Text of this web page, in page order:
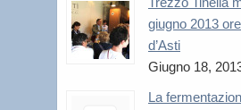
giugno 2013
d’Asti
Giugno 18,
La